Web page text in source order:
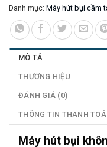
Danh mục: Máy hút bụi cầm
MÔ TẢ
THƯƠNG HIỆU
ĐÁNH GIÁ (0)
THÔNG TIN THANH
Máy hút bụi